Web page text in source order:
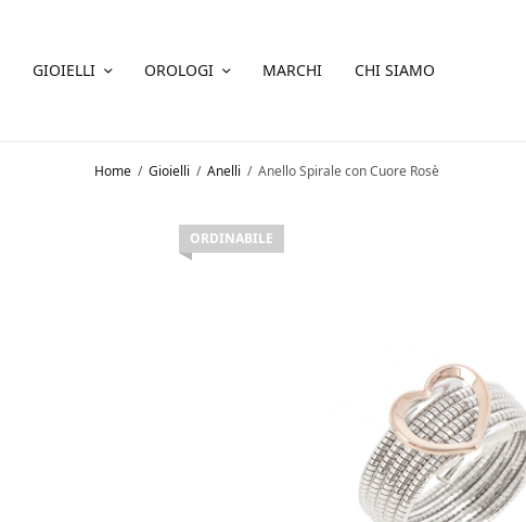
GIOIELLI OROLOGI MARCHI CHI SIAMO
Home / Gioielli / Anelli / Anello Spirale con Cuore Rosè
ORDINABILE